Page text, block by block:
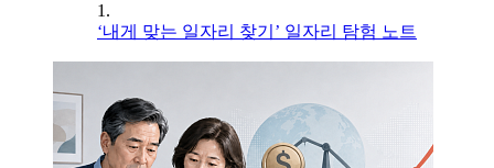
1.
‘내게 맞는 일자리 찾기’ 일자리 탐험 노트